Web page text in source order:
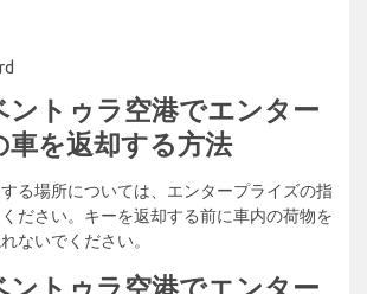
ントゥラ空港でエンター
車を返却する方法
る場所については、エンタープライズの指
ださい。キーを返却する前に車内の荷物を
ないでください。
ントゥラ空港でエンター